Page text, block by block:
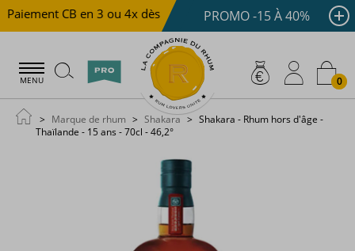
Paiement CB en 3 ou 4x dès 100 € Livraison offerte dès
PROMO -15 À 40%
MENU 0
Marque de rhum Shakara
Shakara - Rhum hors d'âge -
Thaïlande - 15 ans - 70cl - 46,2°